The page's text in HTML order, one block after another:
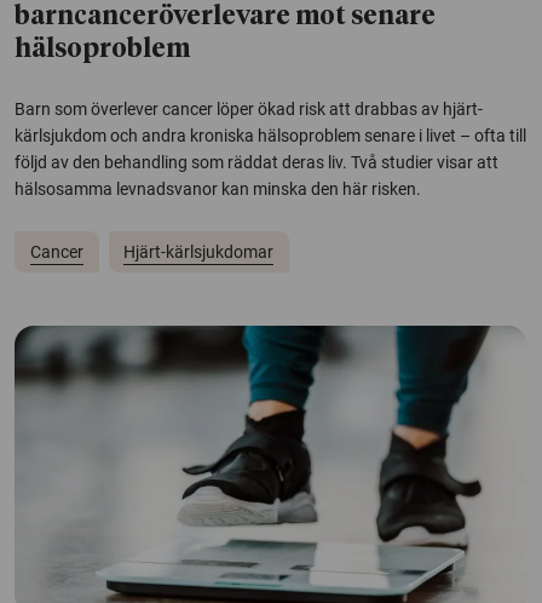
barncanceröverlevare mot senare
hälsoproblem
Barn som överlever cancer löper ökad risk att drabbas av hjärt-
kärlsjukdom och andra kroniska hälsoproblem senare i livet – ofta till
följd av den behandling som räddat deras liv. Två studier visar att
hälsosamma levnadsvanor kan minska den här risken.
Cancer Hjärt-kärlsjukdomar